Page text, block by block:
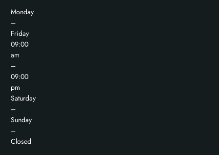
Monday
–
Friday
09:00
am
–
09:00
pm
Saturday
–
Sunday
–
Closed